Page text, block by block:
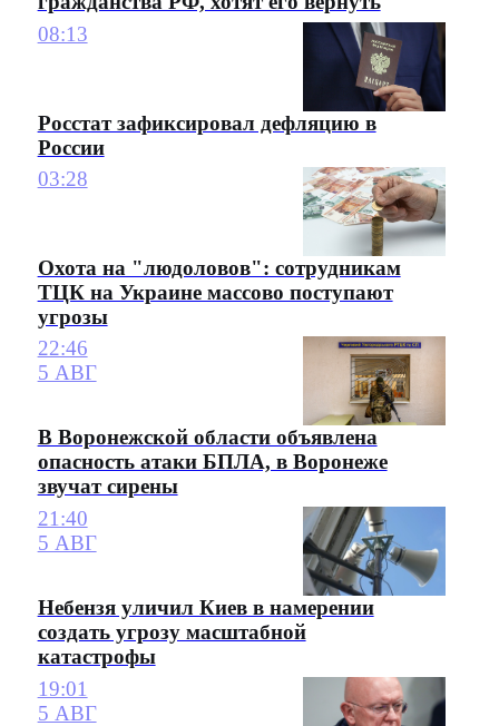
08:13
Росстат зафиксировал дефляцию в
России
03:28
Охота на "людоловов": сотрудникам
ТЦК на Украине массово поступают
угрозы
22:46
5 АВГ
В Воронежской области объявлена
опасность атаки БПЛА, в Воронеже
звучат сирены
21:40
5 АВГ
Небензя уличил Киев в намерении
создать угрозу масштабной
катастрофы
19:01
5 АВГ